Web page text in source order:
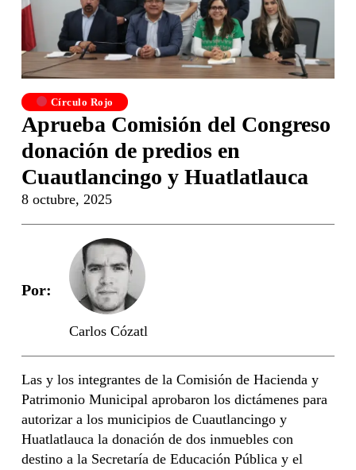
Círculo Rojo
Aprueba Comisión del Congreso
donación de predios en
Cuautlancingo y Huatlatlauca
8 octubre, 2025
Por:
Carlos Cózatl
Las y los integrantes de la Comisión de Hacienda y
Patrimonio Municipal aprobaron los dictámenes para
autorizar a los municipios de Cuautlancingo y
Huatlatlauca la donación de dos inmuebles con
destino a la Secretaría de Educación Pública y el